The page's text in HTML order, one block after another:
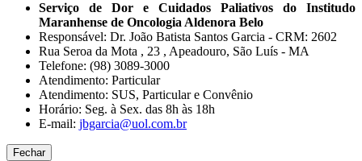
Serviço de Dor e Cuidados Paliativos do Institudo
Maranhense de Oncologia Aldenora Belo
Responsável: Dr. João Batista Santos Garcia - CRM: 2602
Rua Seroa da Mota , 23 , Apeadouro, São Luís - MA
Telefone: (98) 3089-3000
Atendimento: Particular
Atendimento: SUS, Particular e Convênio
Horário: Seg. à Sex. das 8h às 18h
E-mail: jbgarcia@uol.com.br
Fechar